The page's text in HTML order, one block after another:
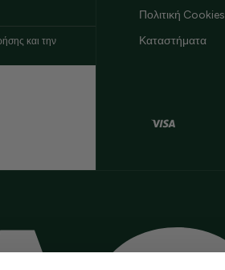
και την
Πολιτική Cookies
Καταστήματα